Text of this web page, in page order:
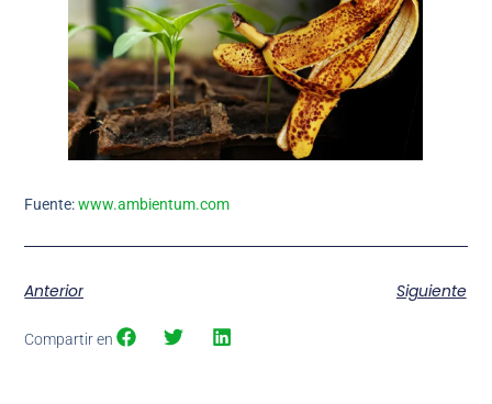
Fuente:www.ambientum.com
Anterior Siguiente
Compartir en